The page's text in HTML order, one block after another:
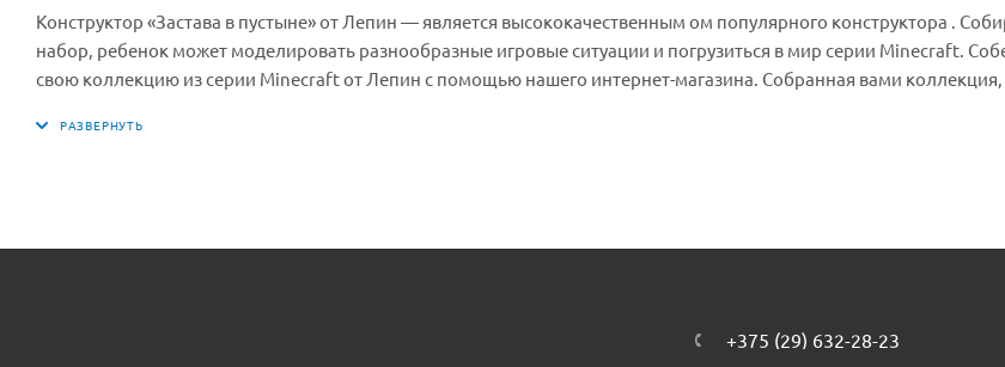
Конструктор «Застава в пустыне» от Лепин — является высококачественным ом популярного конструктора .
набор, ребенок может моделировать разнообразные игровые ситуации и погрузиться в мир серии Minecraft.
свою коллекцию из серии Minecraft от Лепин с помощью нашего интернет-магазина. Собранная вами
+375 (29) 632-28-23